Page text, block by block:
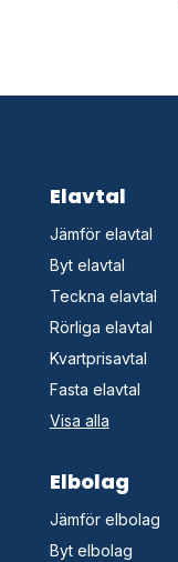
Elavtal
Jämför elavtal
Byt elavtal
Teckna elavtal
Rörliga elavtal
Kvartprisavtal
Fasta elavtal
Visa alla
Elbolag
Jämför elbolag
Byt elbolag